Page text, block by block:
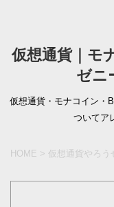
仮想通貨｜モ
ゼニ
仮想通貨・モナコイン・
ついてア
HOME > 仮想通貨やろう